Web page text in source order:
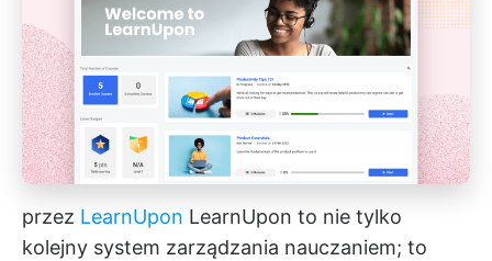
przez LearnUpon LearnUpon to nie tylko
kolejny system zarządzania nauczaniem; to